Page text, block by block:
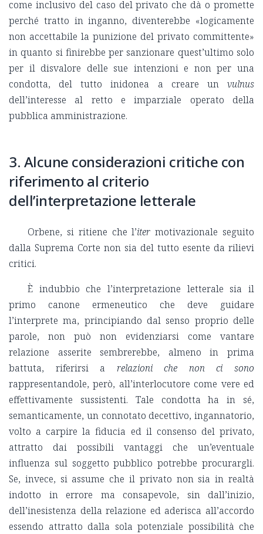
come inclusivo del caso del privato che dà o promette
perché tratto in inganno, diventerebbe «logicamente
non accettabile la punizione del privato committente»
in quanto si finirebbe per sanzionare quest’ultimo solo
per il disvalore delle sue intenzioni e non per una
condotta, del tutto inidonea a creare un vulnus
dell’interesse al retto e imparziale operato della
pubblica amministrazione.
3. Alcune considerazioni critiche con
riferimento al criterio
dell’interpretazione letterale
Orbene, si ritiene che l’iter motivazionale seguito
dalla Suprema Corte non sia del tutto esente da rilievi
critici.
È indubbio che l’interpretazione letterale sia il
primo canone ermeneutico che deve guidare
l’interprete ma, principiando dal senso proprio delle
parole, non può non evidenziarsi come vantare
relazione asserite sembrerebbe, almeno in prima
battuta, riferirsi a relazioni
che non ci sono
rappresentandole, però, all’interlocutore come vere ed
effettivamente sussistenti. Tale condotta ha in sé,
semanticamente, un connotato decettivo, ingannatorio,
volto a carpire la fiducia ed il consenso del privato,
attratto dai possibili vantaggi che un’eventuale
influenza sul soggetto pubblico potrebbe procurargli.
Se, invece, si assume che il privato non sia in realtà
indotto in errore ma consapevole, sin dall’inizio,
dell’inesistenza della relazione ed aderisca all’accordo
essendo attratto dalla sola potenziale possibilità che